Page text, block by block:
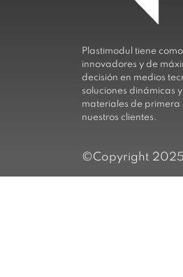
Plastimodul tiene
innovadores y de
decisión en medios
soluciones dinámicas
materiales de primera
nuestros clientes.
©Copyright 2025